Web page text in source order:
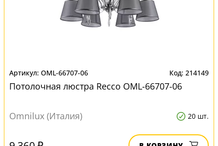
OML-66707-06 214149
Потолочная люстра Recco OML-66707-06
Omnilux (Италия) 20 шт.